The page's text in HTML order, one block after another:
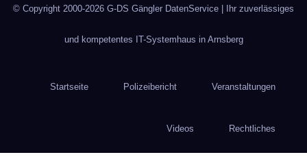
© Copyright 2000-2026 G-DS Gängler DatenService | Ihr zuverlässiges
und kompetentes IT-Systemhaus in Arnsberg
Startseite Polizeibericht Veranstaltungen
Videos Rechtliches